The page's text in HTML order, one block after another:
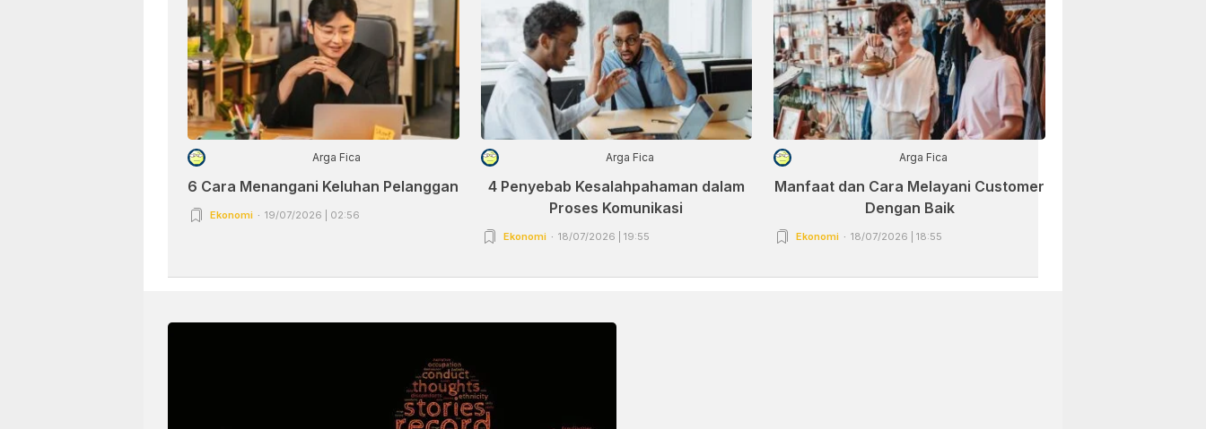
Arga Fica
6 Cara Menangani Keluhan Pelanggan
Ekonomi 19/07/2026 | 02:56
Arga Fica
4 Penyebab Kesalahpahaman dalam
Proses Komunikasi
Ekonomi 18/07/2026 | 19:55
Arga Fica
Manfaat dan Cara Melayani Customer
Dengan Baik
Ekonomi 18/07/2026 | 18:55